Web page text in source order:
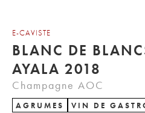
E-CAVISTE
BLANC DE
AYALA 2018
Champagne AOC
AGRUMES VIN DE